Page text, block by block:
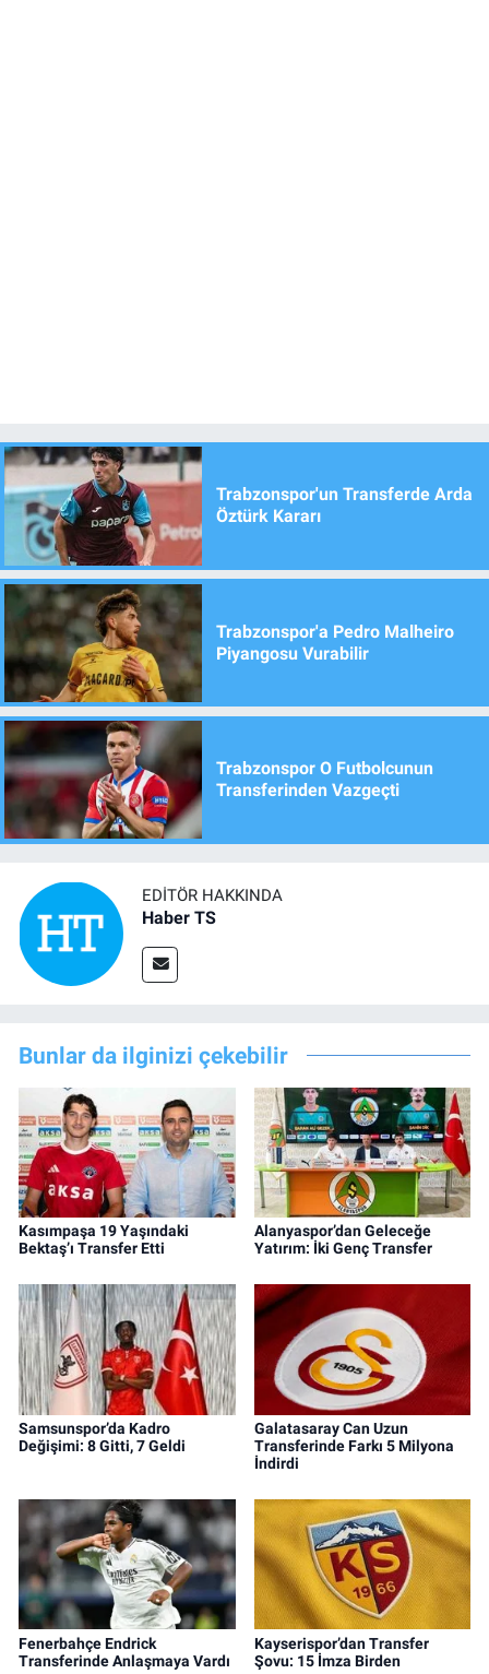
Trabzonspor'un Transferde Arda
Öztürk Kararı
Trabzonspor'a Pedro Malheiro
Piyangosu Vurabilir
Trabzonspor O Futbolcunun
Transferinden Vazgeçti
EDITÖR HAKKINDA
Haber TS
Bunlar da ilginizi çekebilir
Kasımpaşa 19 Yaşındaki
Bektaş’ı Transfer Etti
Alanyaspor’dan Geleceğe
Yatırım: İki Genç Transfer
Samsunspor’da Kadro
Değişimi: 8 Gitti, 7 Geldi
Galatasaray Can Uzun
Transferinde Farkı 5 Milyona
İndirdi
Fenerbahçe Endrick
Transferinde Anlaşmaya Vardı
Kayserispor’dan Transfer
Şovu: 15 İmza Birden